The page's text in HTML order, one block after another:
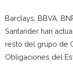
Barclays, BBVA,
Santander han
resto del grupo de
Obligaciones del